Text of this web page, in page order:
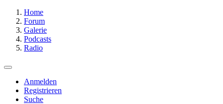
Home
Forum
Galerie
Podcasts
Radio
Anmelden
Registrieren
Suche